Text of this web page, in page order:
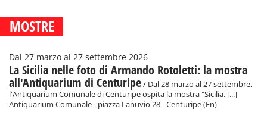
MOSTRE
Dal 27 marzo al 27 settembre 2026
La Sicilia nelle foto di Armando Rotoletti: la mostra
all'Antiquarium di Centuripe/ Dal 28 marzo al 27 settembre,
l'Antiquarium Comunale di Centuripe ospita la mostra "Sicilia. [...]
Antiquarium Comunale - piazza Lanuvio 28 - Centuripe (En)